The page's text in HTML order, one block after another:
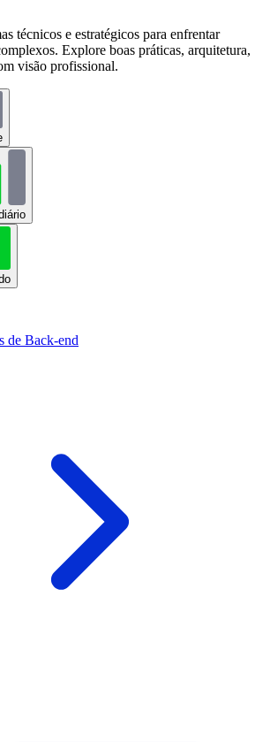
técnicos e estratégicos para enfrentar
Explore boas práticas, arquitetura,
visão profissional.
de Back-end